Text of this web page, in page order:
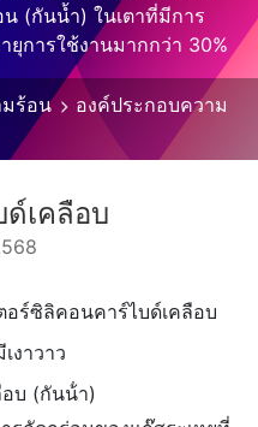
(กันน้ำ) ในเตาที่มีการ
ยุการใช้งานมากกว่า 30%
มร้อน
องค์ประกอบความ
เคลือบ
อร์ซิลิคอนคาร์ไบด์เคลือบ
งาวาว
อบ (กันน้ํา)